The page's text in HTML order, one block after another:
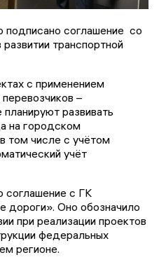
соглашение со
транспортной
с применением
–
развивать
на городском
том числе с учётом
учёт
соглашение с ГК
дороги». Оно обозначило
при реализации проектов
федеральных
регионе.